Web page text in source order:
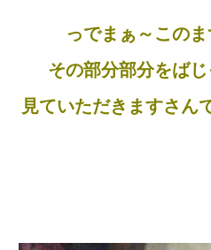
っでまぁ～この
その部分部分をば
見ていただきますさん